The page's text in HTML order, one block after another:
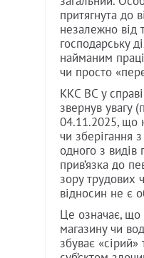
притягнута до
незалежно від
господарську
найманим
чи просто
ККС ВС у
звернув увагу
04.11.2025, що
чи зберігання
одного з видів
прив’язка до
зору трудових
відносин не є
Це означає, що
магазину чи
збуває